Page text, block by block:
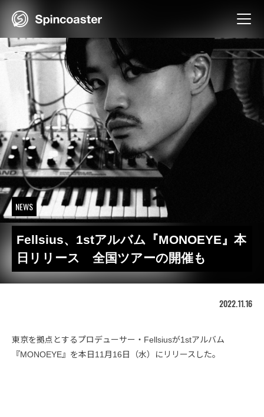
NEWS
Fellsius、1stアルバム『MONOEYE』本
日リリース 全国ツアーの開催も
2022.11.16
東京を拠点とするプロデューサー・Fellsiusが1stアルバム
『MONOEYE』を本日11月16日（水）にリリースした。